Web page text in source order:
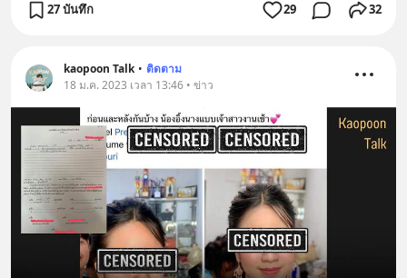
27 บันทึก 29 32
kaopoon Talk • ติดตาม
18 ม.ค. 2023 เวลา 13:46 • ข่าว